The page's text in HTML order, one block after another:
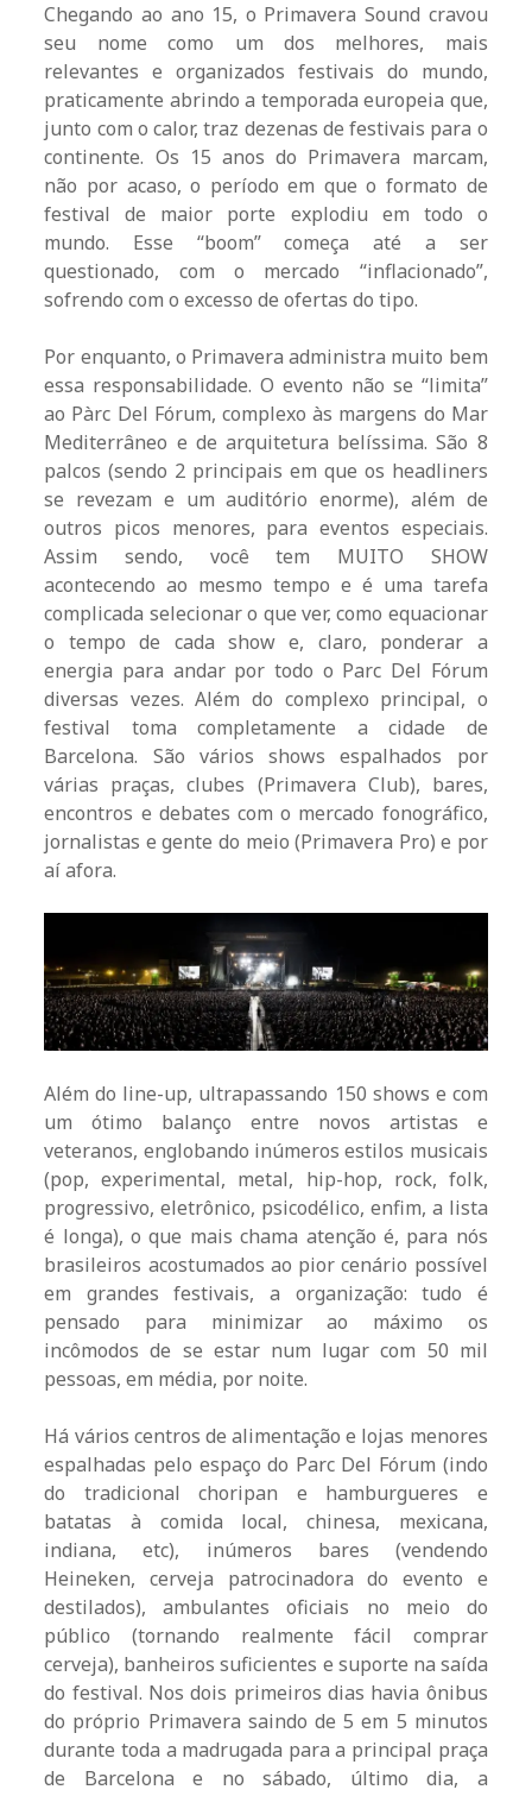
Chegando ao ano 15, o Primavera Sound cravou
seu nome como um dos melhores, mais
relevantes e organizados festivais do mundo,
praticamente abrindo a temporada europeia que,
junto com o calor, traz dezenas de festivais para o
continente. Os 15 anos do Primavera marcam,
não por acaso, o período em que o formato de
festival de maior porte explodiu em todo o
mundo. Esse “boom” começa até a ser
questionado, com o mercado “inflacionado”,
sofrendo com o excesso de ofertas do tipo.
Por enquanto, o Primavera administra muito bem
essa responsabilidade. O evento não se “limita”
ao Pàrc Del Fórum, complexo às margens do Mar
Mediterrâneo e de arquitetura belíssima. São 8
palcos (sendo 2 principais em que os headliners
se revezam e um auditório enorme), além de
outros picos menores, para eventos especiais.
Assim sendo, você tem MUITO SHOW
acontecendo ao mesmo tempo e é uma tarefa
complicada selecionar o que ver, como equacionar
o tempo de cada show e, claro, ponderar a
energia para andar por todo o Parc Del Fórum
diversas vezes. Além do complexo principal, o
festival toma completamente a cidade de
Barcelona. São vários shows espalhados por
várias praças, clubes (Primavera Club), bares,
encontros e debates com o mercado fonográfico,
jornalistas e gente do meio (Primavera Pro) e por
aí afora.
Além do line-up, ultrapassando 150 shows e com
um ótimo balanço entre novos artistas e
veteranos, englobando inúmeros estilos musicais
(pop, experimental, metal, hip-hop, rock, folk,
progressivo, eletrônico, psicodélico, enfim, a lista
é longa), o que mais chama atenção é, para nós
brasileiros acostumados ao pior cenário possível
em grandes festivais, a organização: tudo é
pensado para minimizar ao máximo os
incômodos de se estar num lugar com 50 mil
pessoas, em média, por noite.
Há vários centros de alimentação e lojas menores
espalhadas pelo espaço do Parc Del Fórum (indo
do tradicional choripan e hamburgueres e
batatas à comida local, chinesa, mexicana,
indiana, etc), inúmeros bares (vendendo
Heineken, cerveja patrocinadora do evento e
destilados), ambulantes oficiais no meio do
público (tornando realmente fácil comprar
cerveja), banheiros suficientes e suporte na saída
do festival. Nos dois primeiros dias havia ônibus
do próprio Primavera saindo de 5 em 5 minutos
durante toda a madrugada para a principal praça
de Barcelona e no sábado, último dia, a